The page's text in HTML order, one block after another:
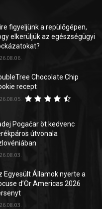
figyeljünk a repülőgépen,
elkerüljük az egészségügyi
Chocolate Chip
recept
Pogačar öt kedvenc
útvonala
Egyesült Államok nyerte a
d’Or Americas 2026